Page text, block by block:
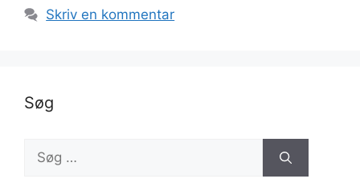
Skriv en kommentar
Søg
Søg
efter: